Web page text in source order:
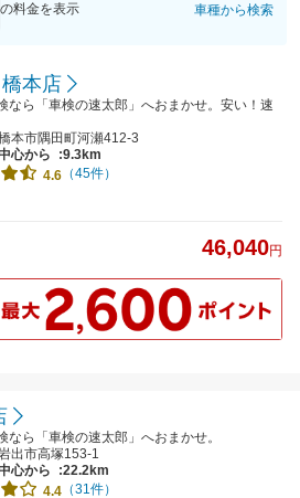
の料金を表示 車種から検索
本店
なら「車検の速太郎」へおまかせ。安い！速
本市隅田町河瀬412-3
心から
:9.3km
4.6 （45件）
46,040円
ら「車検の速太郎」へおまかせ。
出市高塚153-1
心から
:22.2km
4.4 （31件）